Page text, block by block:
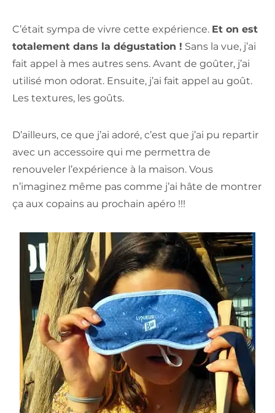
C’était sympa de vivre cette expérience. Et on est
totalement dans la dégustation ! Sans la vue, j’ai
fait appel à mes autres sens. Avant de goûter, j’ai
utilisé mon odorat. Ensuite, j’ai fait appel au goût.
Les textures, les goûts.
D’ailleurs, ce que j’ai adoré, c’est que j’ai pu repartir
avec un accessoire qui me permettra de
renouveler l’expérience à la maison. Vous
n’imaginez même pas comme j’ai hâte de montrer
ça aux copains au prochain apéro !!!